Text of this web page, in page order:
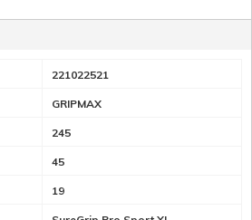
221022521
GRIPMAX
245
45
19